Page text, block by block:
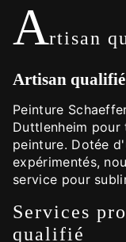
Artisan
Artisan
Peinture
Duttlenheim pour
peinture. Dotée
expérimentés,
service pour
Services
qualifié